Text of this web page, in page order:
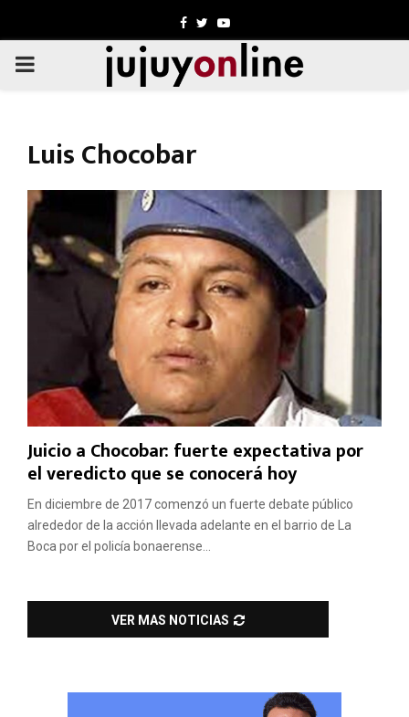
Facebook
TwitterYoutube
PRIMARY
Luis Chocobar
Juicio a Chocobar: fuerte expectativa por
el veredicto que se conocerá hoy
En diciembre de 2017 comenzó un fuerte debate público
alrededor de la acción llevada adelante en el barrio de La
Boca por el policía bonaerense...
VER MAS NOTICIAS